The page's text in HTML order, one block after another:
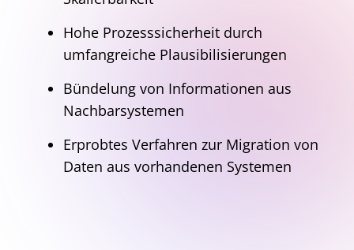
Hohe Prozesssicherheit durch
umfangreiche Plausibilisierungen
Bündelung von Informationen aus
Nachbarsystemen
Erprobtes Verfahren zur Migration von
Daten aus vorhandenen Systemen